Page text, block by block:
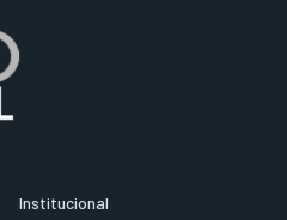
Institucional